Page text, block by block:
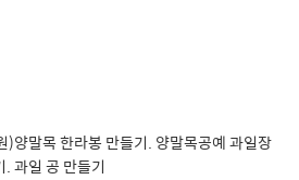
)양말목 한라봉 만들기. 양말목공예 과일장
. 과일 공 만들기